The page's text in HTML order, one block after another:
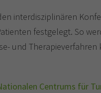
interdisziplinären
festgelegt. So
und
Centrums für